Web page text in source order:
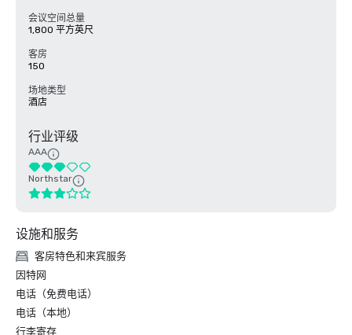
会议空间总量
1,800 平方英尺
客房
150
场地类型
酒店
行业评级
AAA
Northstar
设施和服务
客房特色和来宾服务
因特网
电话（免费电话）
电话（本地）
行李寄存